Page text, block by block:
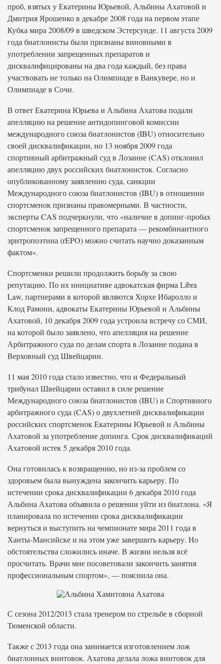
проб, взятых у Екатерины Юрьевой, Альбины Ахатовой и
Дмитрия Ярошенко в декабре 2008 года на первом этапе
Кубка мира 2008/09 в шведском Эстерсунде. 11 августа 2009
года биатлонисты были признаны виновными в
употреблении запрещенных препаратов и
дисквалифицированы на два года каждый, без права
участвовать не только на Олимпиаде в Ванкувере, но и
Олимпиаде в Сочи.
В ответ Екатерина Юрьева и Альбина Ахатова подали
апелляцию на решение антидопинговой комиссии
международного союза биатлонистов (IBU) относительно
своей дисквалификации, но 13 ноября 2009 года
спортивный арбитражный суд в Лозанне (CAS) отклонил
апелляцию двух российских биатлонисток. Согласно
опубликованному заявлению суда, санкции
Международного союза биатлонистов (IBU) в отношении
спортсменок признаны правомерными. В частности,
эксперты CAS подчеркнули, что «наличие в допинг-пробах
спортсменок запрещенного препарата — рекомбинантного
эритропоэтина (rEPO) можно считать научно доказанным
фактом».
Спортсменки решили продолжить борьбу за свою
репутацию. По их инициативе адвокатская фирма Libra
Law, партнерами в которой являются Хорхе Ибаролло и
Клод Рамони, адвокаты Екатерины Юрьевой и Альбины
Ахатовой, 10 декабря 2009 года устроила встречу со СМИ,
на которой было заявлено, что апелляция на решение
Арбитражного суда по делам спорта в Лозанне подана в
Верховный суд Швейцарии.
11 мая 2010 года стало известно, что и Федеральный
трибунал Швейцарии оставил в силе решение
Международного союза биатлонистов (IBU) и Спортивного
арбитражного суда (CAS) о двухлетней дисквалификации
российских спортсменок Екатерины Юрьевой и Альбины
Ахатовой за употребление допинга. Срок дисквалификаций
Ахатовой истек 5 декабря 2010 года.
Она готовилась к возвращению, но из-за проблем со
здоровьем была вынуждена закончить карьеру. По
истечении срока дисквалификации 6 декабря 2010 года
Альбина Ахатова объявила о решении уйти из биатлона. «Я
планировала по истечении срока дисквалификации
вернуться и выступить на чемпионате мира 2011 года в
Ханты-Мансийске и на этом уже завершить карьеру. Но
обстоятельства сложились иначе. В жизни нельзя всё
просчитать. Врачи мне посоветовали закончить занятия
профессиональным спортом», — пояснила она.
С сезона 2012/2013 стала тренером по стрельбе в сборной
Тюменской области.
Также с 2013 года она занимается изготовлением лож
биатлонных винтовок. Ахатова делала ложа винтовок для